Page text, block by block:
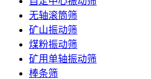
无轴滚筒筛
矿山振动筛
煤粉振动筛
矿用单轴振动筛
棒条筛